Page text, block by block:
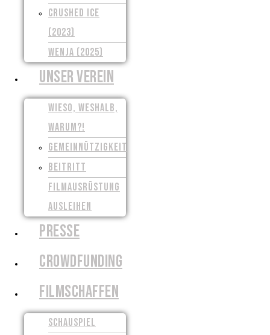
CRUSHED ICE
(2023)
WENJA (2025)
UNSER VEREIN
WIESO, WESHALB,
WARUM?!
GEMEINNÜTZIGKEIT
BEITRITT
FILMAUSRÜSTUNG
AUSLEIHEN
PRESSE
CROWDFUNDING
FILMSCHAFFEN
SCHAUSPIEL